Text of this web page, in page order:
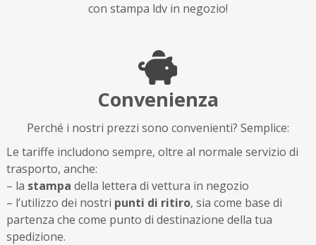
con stampa ldv in negozio!
Convenienza
Perché i nostri prezzi sono convenienti? Semplice:
Le tariffe includono sempre, oltre al normale servizio di
trasporto, anche:
– la stampa della lettera di vettura in negozio
– l’utilizzo dei nostri punti di ritiro, sia come base di
partenza che come punto di destinazione della tua
spedizione.